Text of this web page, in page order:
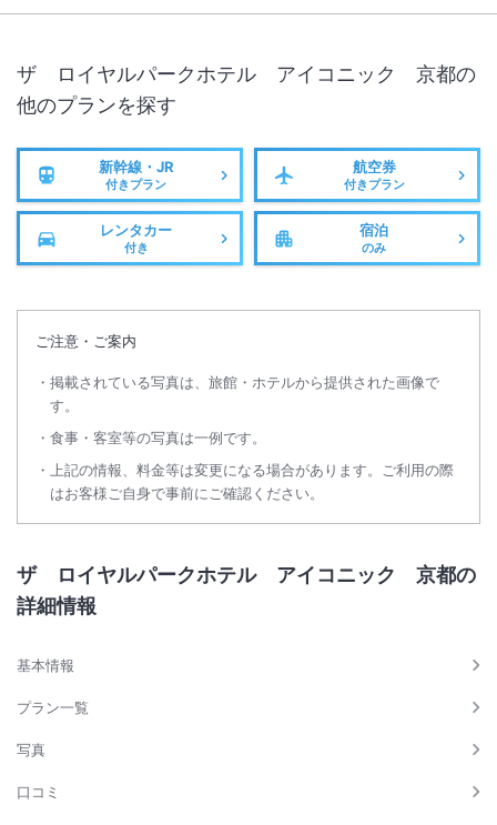
ザ ロイヤルパークホテル アイコニック 京都の
他のプランを探す
新幹線・JR
付きプラン
航空券
付きプラン
レンタカー
付き
宿泊
のみ
ご注意・ご案内
掲載されている写真は、旅館・ホテルから提供された画像で
す。
食事・客室等の写真は一例です。
上記の情報、料金等は変更になる場合があります。ご利用の際
はお客様ご自身で事前にご確認ください。
ザ ロイヤルパークホテル アイコニック 京都の
詳細情報
基本情報
プラン一覧
写真
口コミ